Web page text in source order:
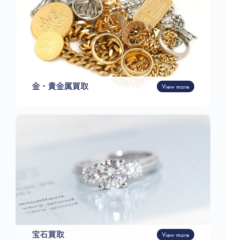
金・貴金属買取 View more
宝石買取 View more